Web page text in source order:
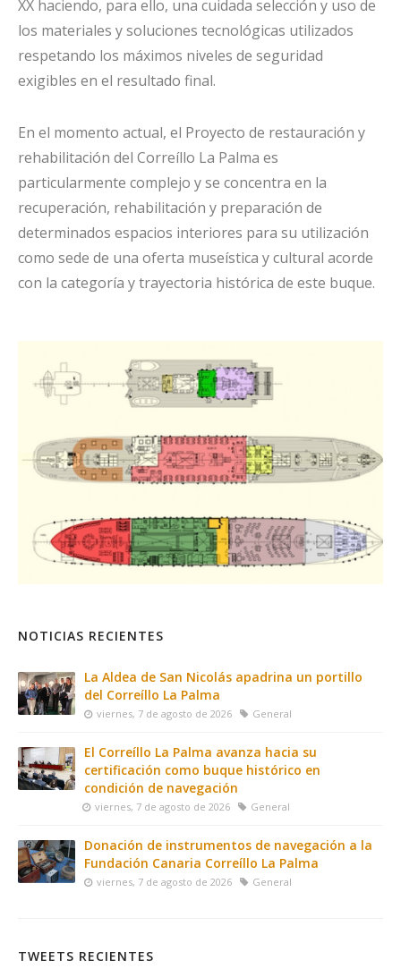
XX haciendo, para ello, una cuidada selección y uso de
los materiales y soluciones tecnológicas utilizados
respetando los máximos niveles de seguridad
exigibles en el resultado final.
En el momento actual, el Proyecto de restauración y
rehabilitación del Correíllo La Palma es
particularmente complejo y se concentra en la
recuperación, rehabilitación y preparación de
determinados espacios interiores para su utilización
como sede de una oferta museística y cultural acorde
con la categoría y trayectoria histórica de este buque.
NOTICIAS RECIENTES
La Aldea de San Nicolás apadrina un portillo
del Correíllo La Palma
viernes, 7 de agosto de 2026 General
El Correíllo La Palma avanza hacia su
certificación como buque histórico en
condición de navegación
viernes, 7 de agosto de 2026 General
Donación de instrumentos de navegación a la
Fundación Canaria Correíllo La Palma
viernes, 7 de agosto de 2026 General
TWEETS RECIENTES